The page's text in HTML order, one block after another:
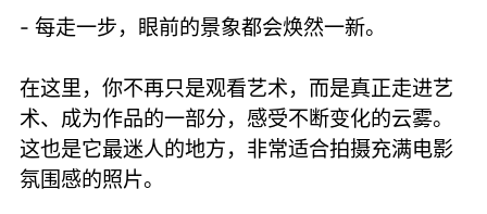
- 每走一步，眼前的景象都会焕然一新。
在这里，你不再只是观看艺术，而是真正走进艺
术、成为作品的一部分，感受不断变化的云雾。
这也是它最迷人的地方，非常适合拍摄充满电影
氛围感的照片。